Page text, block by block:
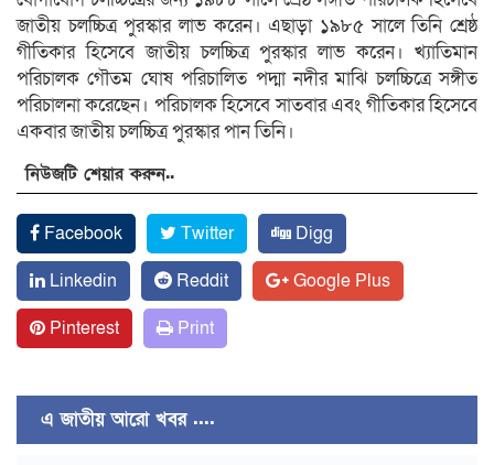
জাতীয় চলচ্চিত্র পুরস্কার লাভ করেন। এছাড়া ১৯৮৫ সালে তিনি শ্রেষ্ঠ
গীতিকার হিসেবে জাতীয় চলচ্চিত্র পুরস্কার লাভ করেন। খ্যাতিমান
পরিচালক গৌতম ঘোষ পরিচালিত পদ্মা নদীর মাঝি চলচ্চিত্রে সঙ্গীত
পরিচালনা করেছেন। পরিচালক হিসেবে সাতবার এবং গীতিকার হিসেবে
একবার জাতীয় চলচ্চিত্র পুরস্কার পান তিনি।
নিউজটি শেয়ার করুন..
Facebook Twitter
Digg
Linkedin
Reddit
Google Plus
Pinterest
Print
এ জাতীয় আরো খবর ....